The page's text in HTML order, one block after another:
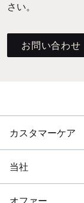
さい。
お問い合わせ
カスタマーケア
当社
オファー